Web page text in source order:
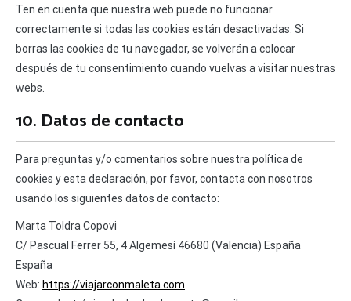
Ten en cuenta que nuestra web puede no funcionar
correctamente si todas las cookies están desactivadas. Si
borras las cookies de tu navegador, se volverán a colocar
después de tu consentimiento cuando vuelvas a visitar nuestras
webs.
10. Datos de contacto
Para preguntas y/o comentarios sobre nuestra política de
cookies y esta declaración, por favor, contacta con nosotros
usando los siguientes datos de contacto:
Marta Toldra Copovi
C/ Pascual Ferrer 55, 4 Algemesí 46680 (Valencia) España
España
Web: https://viajarconmaleta.com